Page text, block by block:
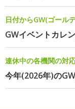
日付からGW(ゴール
GWイベントカレ
連休中の各機関の対
今年(2026年)の